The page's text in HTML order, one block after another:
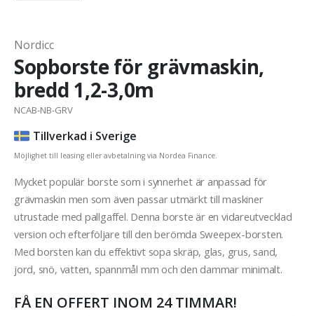
Nordicc
Sopborste för grävmaskin,
bredd 1,2-3,0m
NCAB-NB-GRV
Tillverkad i Sverige
Möjlighet till leasing eller avbetalning via Nordea Finance.
Mycket populär borste som i synnerhet är anpassad för
grävmaskin men som även passar utmärkt till maskiner
utrustade med pallgaffel. Denna borste är en vidareutvecklad
version och efterföljare till den berömda Sweepex-borsten.
Med borsten kan du effektivt sopa skräp, glas, grus, sand,
jord, snö, vatten, spannmål mm och den dammar minimalt.
FÅ EN OFFERT INOM 24 TIMMAR!